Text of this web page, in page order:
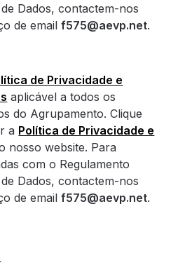
Dados, contactem-nos
de emailf575@aevp.net.
de Privacidade e
aplicável a todos os
do Agrupamento. Clique
a Política de Privacidade e
nosso website. Para
com o Regulamento
Dados, contactem-nos
de emailf575@aevp.net.